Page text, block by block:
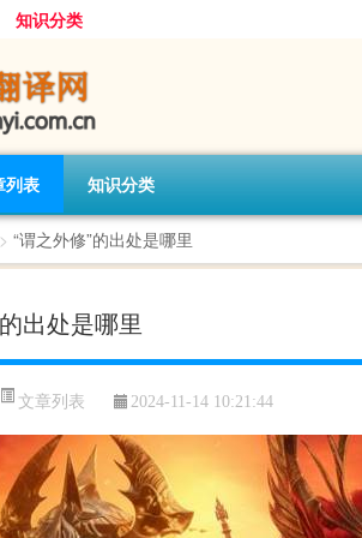
知识分类
列表 知识分类
> “谓之外修”的出处是哪里
出处是哪里
文章列表 2024-11-14 10:21:44